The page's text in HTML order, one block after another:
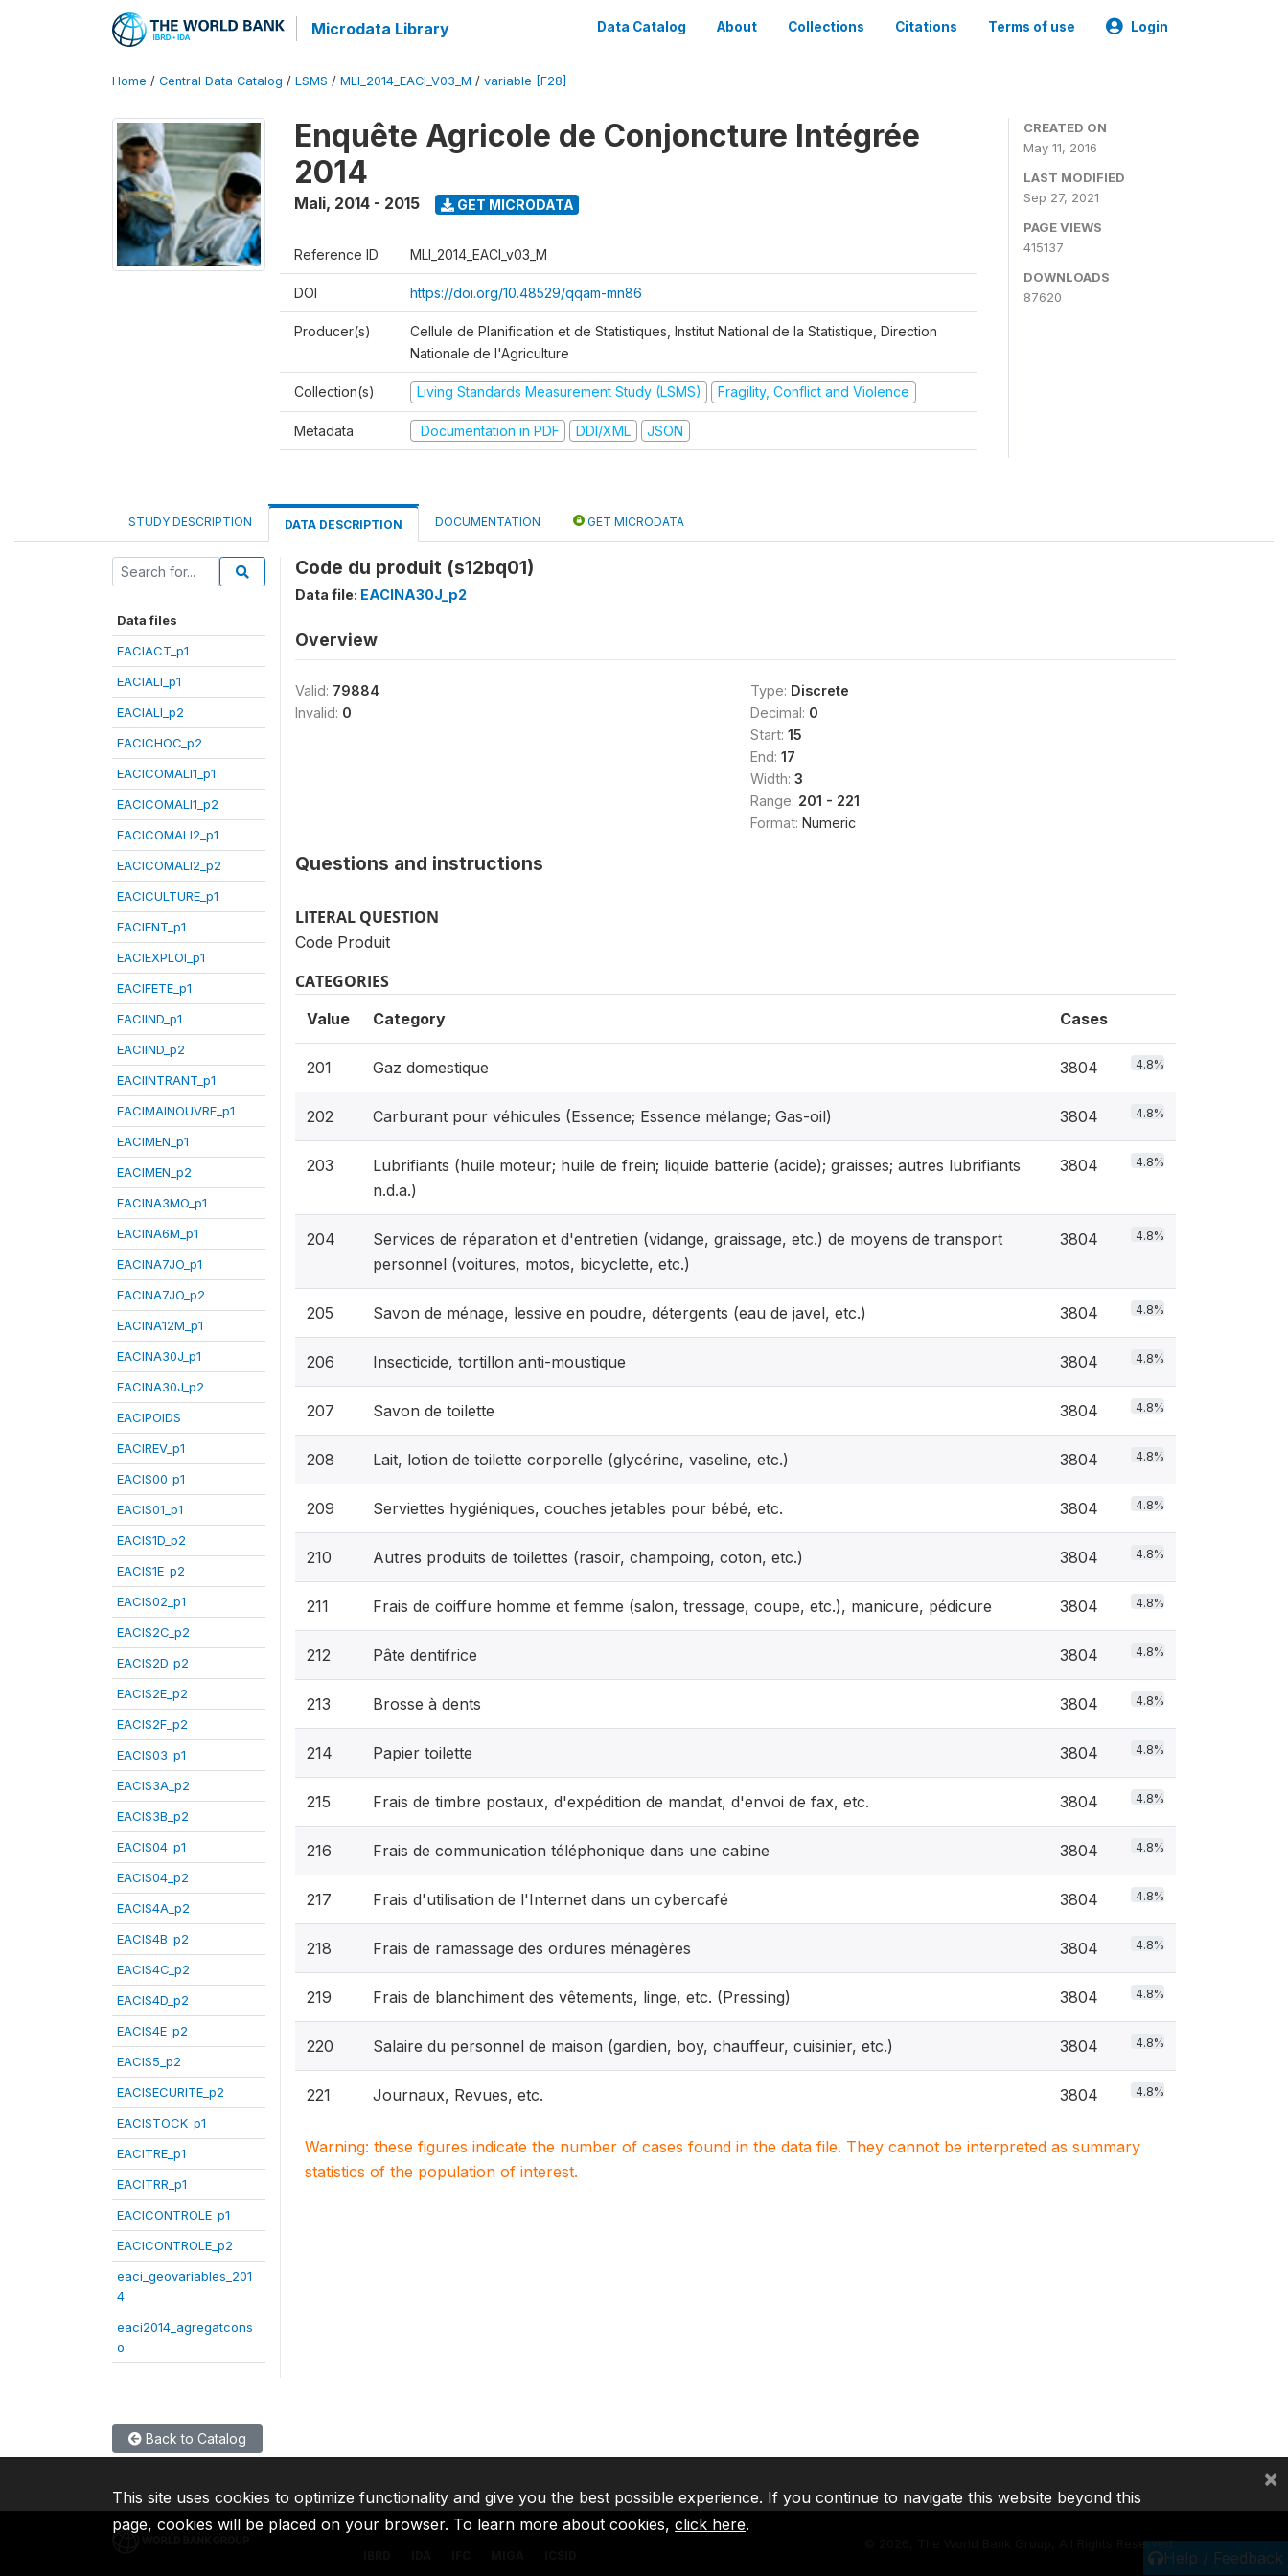
Microdata Library Data Catalog About Collections Citations Terms of use Login
Home / Central Data Catalog / LSMS / MLI_2014_EACI_V03_M / variable [F28]
Enquête Agricole de Conjoncture Intégrée
2014
Mali, 2014 - 2015 GET MICRODATA
Reference ID MLI_2014_EACI_v03_M
DOI https://doi.org/10.48529/qqam-mn86
Producer(s)
Cellule de Planification et de Statistiques, Institut National de la Statistique, Direction
Nationale de l'Agriculture
Collection(s) Living Standards Measurement Study (LSMS) Fragility, Conflict and Violence
Metadata Documentation in PDF DDI/XML JSON
CREATED ON
May 11, 2016
LAST MODIFIED
Sep 27, 2021
PAGE VIEWS
415137
DOWNLOADS
87620
STUDY DESCRIPTION DATA DESCRIPTION DOCUMENTATION GET MICRODATA
Data files
EACIACT_p1
EACIALI_p1
EACIALI_p2
EACICHOC_p2
EACICOMALI1_p1
EACICOMALI1_p2
EACICOMALI2_p1
EACICOMALI2_p2
EACICULTURE_p1
EACIENT_p1
EACIEXPLOI_p1
EACIFETE_p1
EACIIND_p1
EACIIND_p2
EACIINTRANT_p1
EACIMAINOUVRE_p1
EACIMEN_p1
EACIMEN_p2
EACINA3MO_p1
EACINA6M_p1
EACINA7JO_p1
EACINA7JO_p2
EACINA12M_p1
EACINA30J_p1
EACINA30J_p2
EACIPOIDS
EACIREV_p1
EACIS00_p1
EACIS01_p1
EACIS1D_p2
EACIS1E_p2
EACIS02_p1
EACIS2C_p2
EACIS2D_p2
EACIS2E_p2
EACIS2F_p2
EACIS03_p1
EACIS3A_p2
EACIS3B_p2
EACIS04_p1
EACIS04_p2
EACIS4A_p2
EACIS4B_p2
EACIS4C_p2
EACIS4D_p2
EACIS4E_p2
EACIS5_p2
EACISECURITE_p2
EACISTOCK_p1
EACITRE_p1
EACITRR_p1
EACICONTROLE_p1
EACICONTROLE_p2
eaci_geovariables_201
4
eaci2014_agregatcons
o
Code du produit (s12bq01)
Data file: EACINA30J_p2
Overview
Valid: 79884
Invalid: 0
Type: Discrete
Decimal: 0
Start: 15
End: 17
Width: 3
Range: 201 - 221
Format: Numeric
Questions and instructions
LITERAL QUESTION
Code Produit
CATEGORIES
Value Category Cases
201 Gaz domestique 3804 4.8%
202 Carburant pour véhicules (Essence; Essence mélange; Gas-oil) 3804 4.8%
203
Lubrifiants (huile moteur; huile de frein; liquide batterie (acide); graisses; autres lubrifiants
n.d.a.)
3804 4.8%
204
Services de réparation et d'entretien (vidange, graissage, etc.) de moyens de transport
personnel (voitures, motos, bicyclette, etc.)
3804 4.8%
205 Savon de ménage, lessive en poudre, détergents (eau de javel, etc.) 3804 4.8%
206 Insecticide, tortillon anti-moustique 3804 4.8%
207 Savon de toilette 3804 4.8%
208 Lait, lotion de toilette corporelle (glycérine, vaseline, etc.) 3804 4.8%
209 Serviettes hygiéniques, couches jetables pour bébé, etc. 3804 4.8%
210 Autres produits de toilettes (rasoir, champoing, coton, etc.) 3804 4.8%
211 Frais de coiffure homme et femme (salon, tressage, coupe, etc.), manicure, pédicure 3804 4.8%
212 Pâte dentifrice 3804 4.8%
213 Brosse à dents 3804 4.8%
214 Papier toilette 3804 4.8%
215 Frais de timbre postaux, d'expédition de mandat, d'envoi de fax, etc. 3804 4.8%
216 Frais de communication téléphonique dans une cabine 3804 4.8%
217 Frais d'utilisation de l'Internet dans un cybercafé 3804 4.8%
218 Frais de ramassage des ordures ménagères 3804 4.8%
219 Frais de blanchiment des vêtements, linge, etc. (Pressing) 3804 4.8%
220 Salaire du personnel de maison (gardien, boy, chauffeur, cuisinier, etc.) 3804 4.8%
221 Journaux, Revues, etc. 3804 4.8%
Warning: these figures indicate the number of cases found in the data file. They cannot be interpreted as summary
statistics of the population of interest.
Back to Catalog
Help / Feedback
2026, The World Bank Group, All Rights Reserved.
This site uses cookies to optimize functionality and give you the best possible experience. If you continue to navigate this website beyond this
page, cookies will be placed on your browser. To learn more about cookies, click here.
×